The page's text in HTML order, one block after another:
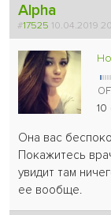
Alpha
#17525 10.04.2019
Она вас
Покажитесь
увидит там
ее вообще.